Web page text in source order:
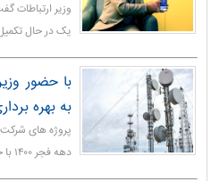
وزیر ارتباطات
یک در حال
با حضور
به بهره
پروژه های شرکت
دهه فجر ۱۴۰۰ با حضور وزیر ارتباطات به بهره‌برداری رسید.